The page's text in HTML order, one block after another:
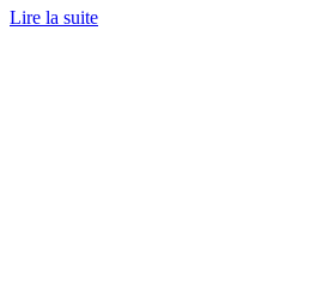
Lire la suite